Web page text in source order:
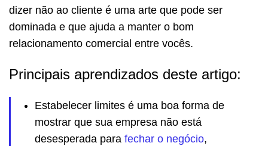
dizer não ao cliente é uma arte que pode ser
dominada e que ajuda a manter o bom
relacionamento comercial entre vocês.
Principais aprendizados deste artigo:
Estabelecer limites é uma boa forma de
mostrar que sua empresa não está
desesperada para fechar o negócio,